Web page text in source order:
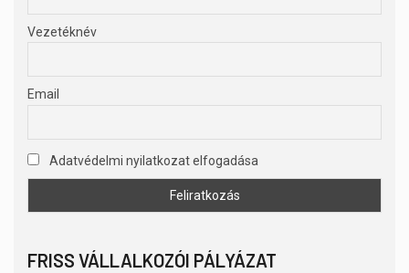
Vezetéknév
Email
Adatvédelmi nyilatkozat elfogadása
FRISS VÁLLALKOZÓI PÁLYÁZAT